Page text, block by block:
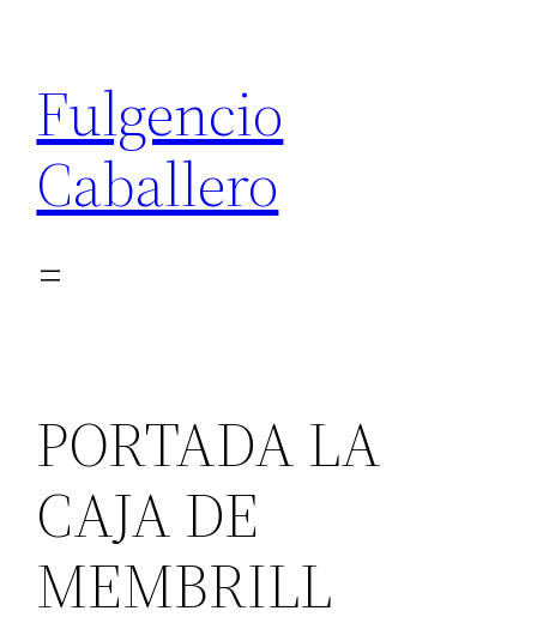
contenido
Fulgencio
Caballero
PORTADA LA
CAJA DE
MEMBRILL